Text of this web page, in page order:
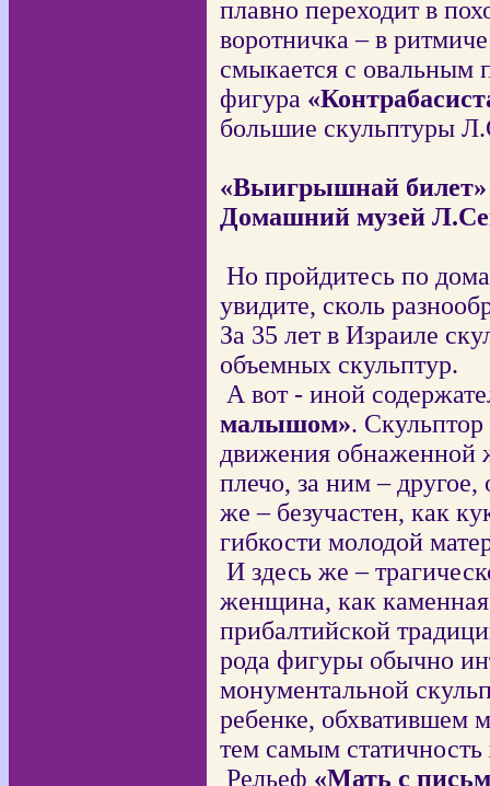
плавно переходит в
воротничка – в
смыкается с овальным
фигура «
большие скульптуры
«Выигрышнай билет»
Домашний музей
Но пройдитесь по
увидите, сколь
За 35 лет в Израиле
объемных скульптур.
А вот - иной
малышом».
движения обнаженной
плечо, за ним –
же – безучастен, как
гибкости молодой
И здесь же –
женщина, как
прибалтийской
рода фигуры обычно
монументальной
ребенке, обхватившем
тем самым
Рельеф «Мать с